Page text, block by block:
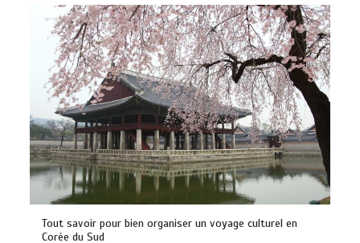
Tout savoir pour bien organiser un voyage culturel en
Corée du Sud